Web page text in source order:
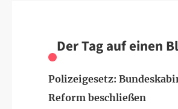
Der Tag auf einen
Polizeigesetz:
Reform beschließen